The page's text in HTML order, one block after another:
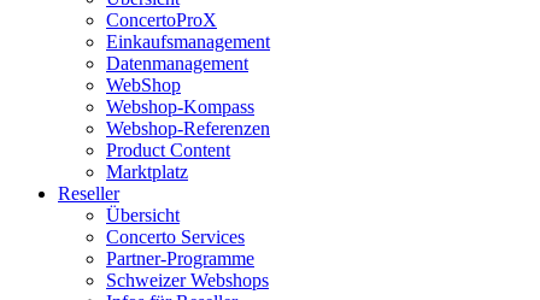
ConcertoProX
Einkaufsmanagement
Datenmanagement
WebShop
Webshop-Kompass
Webshop-Referenzen
Product Content
Marktplatz
Reseller
Übersicht
Concerto Services
Partner-Programme
Schweizer Webshops